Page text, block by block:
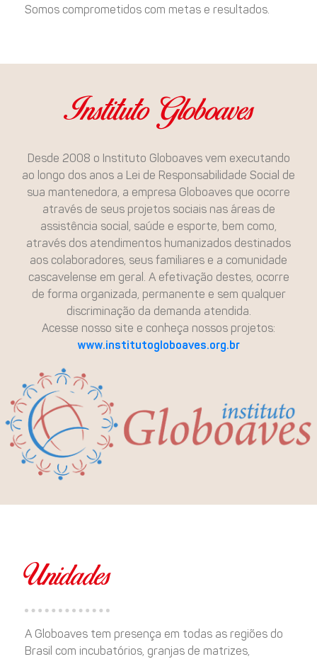
Somos comprometidos com metas e resultados.
Instituto Globoaves
Desde 2008 o Instituto Globoaves vem executando
ao longo dos anos a Lei de Responsabilidade Social de
sua mantenedora, a empresa Globoaves que ocorre
através de seus projetos sociais nas áreas de
assistência social, saúde e esporte, bem como,
através dos atendimentos humanizados destinados
aos colaboradores, seus familiares e a comunidade
cascavelense em geral. A efetivação destes, ocorre
de forma organizada, permanente e sem qualquer
discriminação da demanda atendida.
Acesse nosso site e conheça nossos projetos:
www.institutogloboaves.org.br
Unidades
A Globoaves tem presença em todas as regiões do
Brasil com incubatórios, granjas de matrizes,